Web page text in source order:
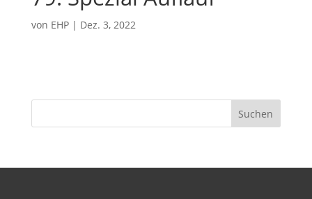
von EHP| Dez. 3, 2022
Suchen